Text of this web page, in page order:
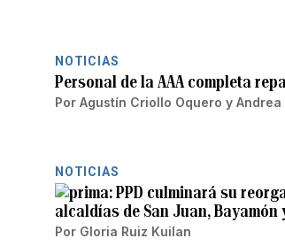
NOTICIAS
Personal de la AAA completa
Por Agustín Criollo Oquero y Andrea
NOTICIAS
PPD culminará su
alcaldías de San Juan, Bayamón
Por Gloria Ruiz Kuilan